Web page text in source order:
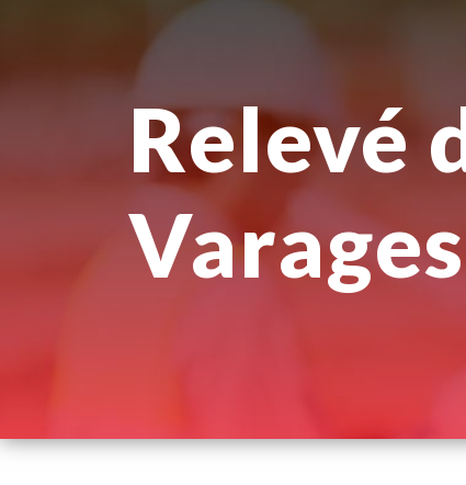
relevé d'architecture
Varages
Panneau de gestion des cookies